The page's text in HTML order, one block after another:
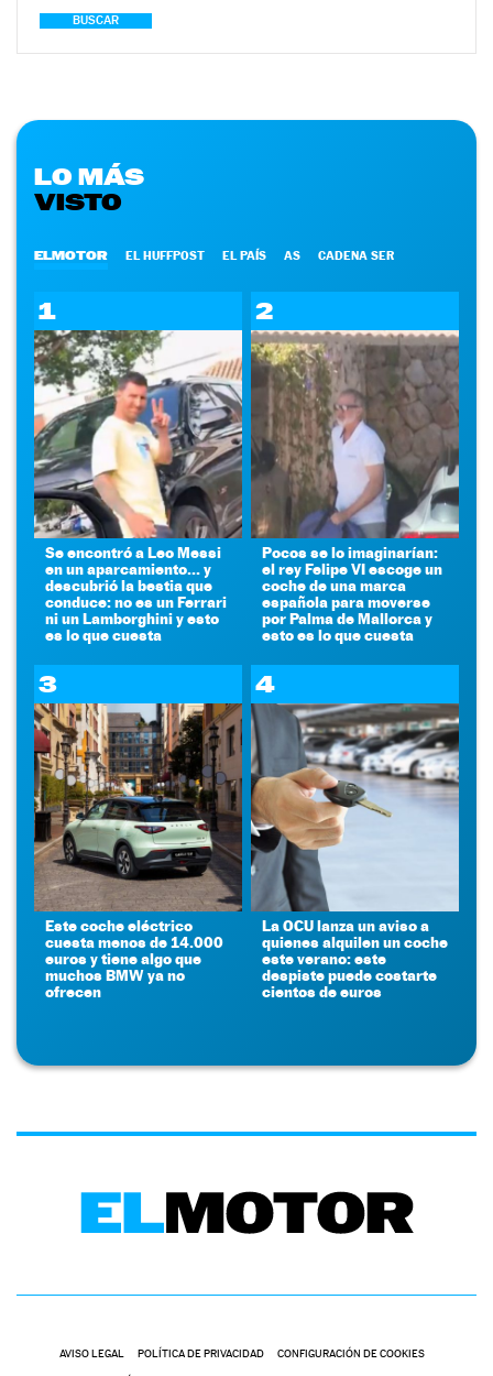
BUSCAR
LO MÁS
VISTO
ELMOTOR EL HUFFPOST EL PAÍS AS CADENA SER
1
Se encontró a Leo Messi
en un aparcamiento... y
descubrió la bestia que
conduce: no es un Ferrari
ni un Lamborghini y esto
es lo que cuesta
2
Pocos se lo imaginarían:
el rey Felipe VI escoge un
coche de una marca
española para moverse
por Palma de Mallorca y
esto es lo que cuesta
3
Este coche eléctrico
cuesta menos de 14.000
euros y tiene algo que
muchos BMW ya no
ofrecen
4
La OCU lanza un aviso a
quienes alquilen un coche
este verano: este
despiste puede costarte
cientos de euros
AVISO LEGAL POLÍTICA DE PRIVACIDAD CONFIGURACIÓN DE COOKIES